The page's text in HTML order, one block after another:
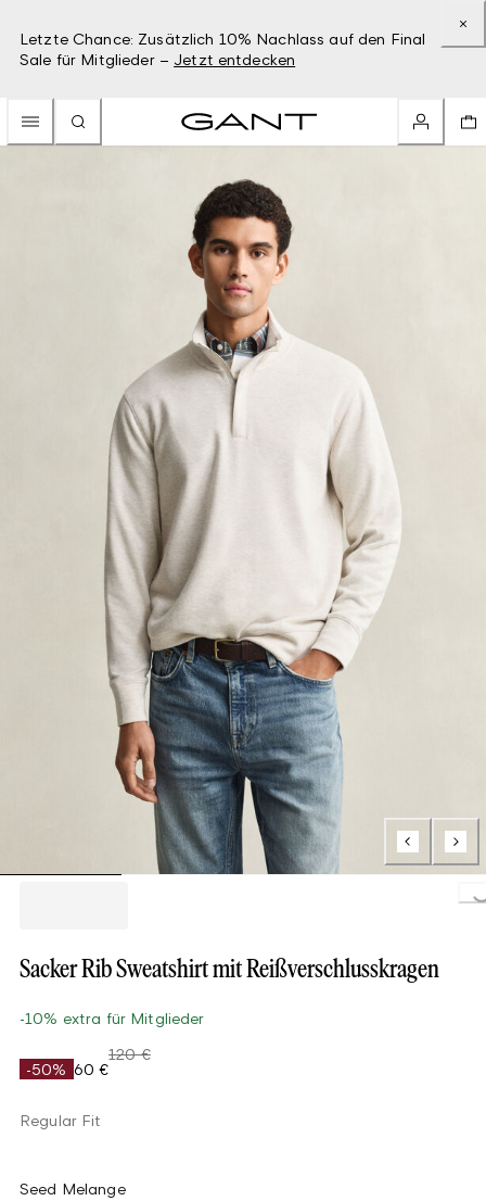
Letzte Chance: Zusätzlich 10% Nachlass auf den Final
Sale für Mitglieder – Jetzt entdecken
Loading...
Sacker Rib Sweatshirt mit Reißverschlusskragen
-10% extra für Mitglieder
-50% 60 €
120 €
Regular Fit
Seed Melange